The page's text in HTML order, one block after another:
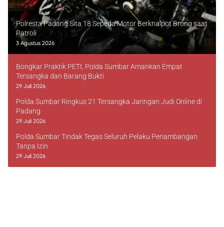
Polresta Padang Sita 18 Sepeda Motor Berknalpot Brong saat
Patroli
3 Agustus 2026
Bongkar Praktik PETI, Polda Sumbar Amankan Empat
Tersangka dan Barang Bukti
29 Juli 2026
Polda Sumbar Ringkus 21 Tersangka Jaringan Judi Online di
Padang
29 Juli 2026
Polda Sumbar Tindak Tegas Seluruh Pelaku Penambangan
Tanpa Izin
29 Juli 2026